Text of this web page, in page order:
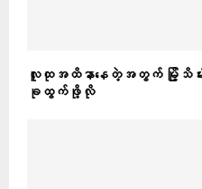
လူထုအထိနာနေတဲ့အတွက် မြို့သိမ်
ခုထွက်ဖို့လို